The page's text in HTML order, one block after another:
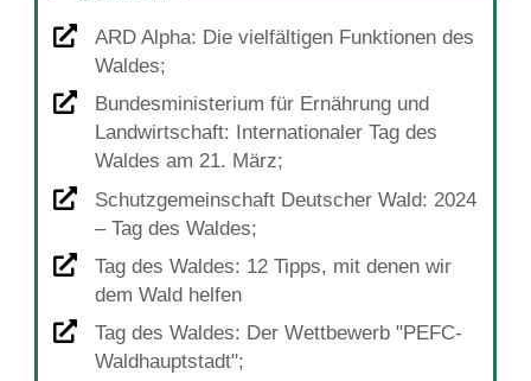
ARD Alpha: Die vielfältigen Funktionen des
Waldes;
Bundesministerium für Ernährung und
Landwirtschaft: Internationaler Tag des
Waldes am 21. März;
Schutzgemeinschaft Deutscher Wald: 2024
– Tag des Waldes;
Tag des Waldes: 12 Tipps, mit denen wir
dem Wald helfen
Tag des Waldes: Der Wettbewerb "PEFC-
Waldhauptstadt";